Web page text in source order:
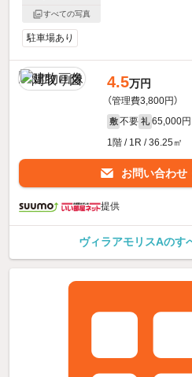
すべての写真
駐車場あり
4.5万円
（管理費3,800円）
敷 不要 礼 65,000円
1階 / 1R / 36.25㎡
お問い合わせ
提供
ヴィラアモリスAのす